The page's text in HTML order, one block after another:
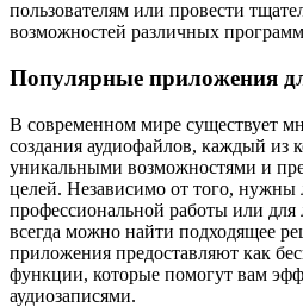
пользователям или провести
возможностей различных
Популярные приложения
В современном мире существует
создания аудиофайлов, каждый из
уникальными возможностями и
целей. Независимо от того,
профессиональной работы или для
всегда можно найти подходящее
приложения предоставляют как
функции, которые помогут вам
аудиозаписями.